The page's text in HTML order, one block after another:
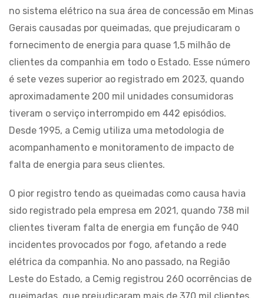
no sistema elétrico na sua área de concessão em Minas
Gerais causadas por queimadas, que prejudicaram o
fornecimento de energia para quase 1,5 milhão de
clientes da companhia em todo o Estado. Esse número
é sete vezes superior ao registrado em 2023, quando
aproximadamente 200 mil unidades consumidoras
tiveram o serviço interrompido em 442 episódios.
Desde 1995, a Cemig utiliza uma metodologia de
acompanhamento e monitoramento de impacto de
falta de energia para seus clientes.
O pior registro tendo as queimadas como causa havia
sido registrado pela empresa em 2021, quando 738 mil
clientes tiveram falta de energia em função de 940
incidentes provocados por fogo, afetando a rede
elétrica da companhia. No ano passado, na Região
Leste do Estado, a Cemig registrou 260 ocorrências de